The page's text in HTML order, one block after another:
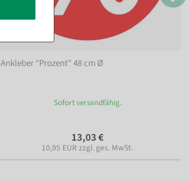
Ankleber “Prozent" 48 cm Ø
Sofort versandfähig.
13,03 €
10,95 EUR zzgl. ges. MwSt.